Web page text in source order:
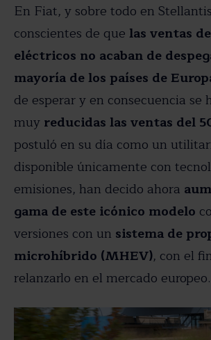
En Fiat, y sobre todo en
conscientes de que las ventas
eléctricos no acaban de
mayoría de los países de
de esperar y en consecuencia se
muy reducidas las ventas del
postuló en su día como un
disponible únicamente con
emisiones, han decido ahora
gama de este icónico modelo
versiones con un sistema de
microhíbrido (MHEV), con el
relanzarlo en el mercado europeo.